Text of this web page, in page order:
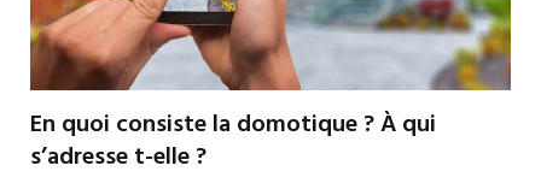
En quoi consiste la domotique ? À qui
s’adresse t-elle ?